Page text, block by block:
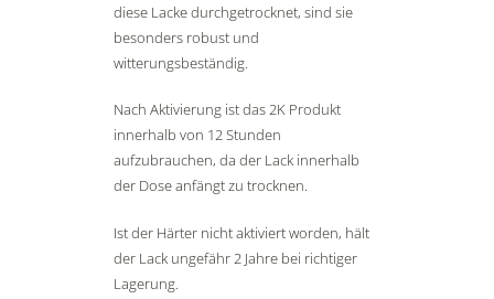
diese Lacke durchgetrocknet, sind sie
besonders robust und
witterungsbeständig.
Nach Aktivierung ist das 2K Produkt
innerhalb von 12 Stunden
aufzubrauchen, da der Lack innerhalb
der Dose anfängt zu trocknen.
Ist der Härter nicht aktiviert worden, hält
der Lack ungefähr 2 Jahre bei richtiger
Lagerung.